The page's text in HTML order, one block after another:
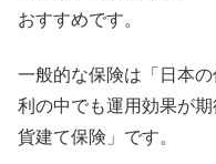
おすすめです。
一般的な保険は「日本
利の中でも運用効果が
貨建て保険」です。